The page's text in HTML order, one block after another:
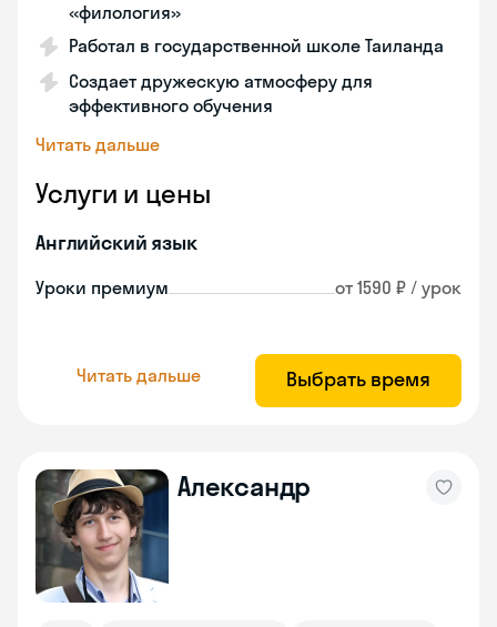
«филология»
Работал в государственной школе Таиланда
Создает дружескую атмосферу для
эффективного обучения
Читать дальше
Услуги и цены
Английский язык
Уроки премиум от 1590 ₽ / урок
Читать дальше Выбрать время
Александр